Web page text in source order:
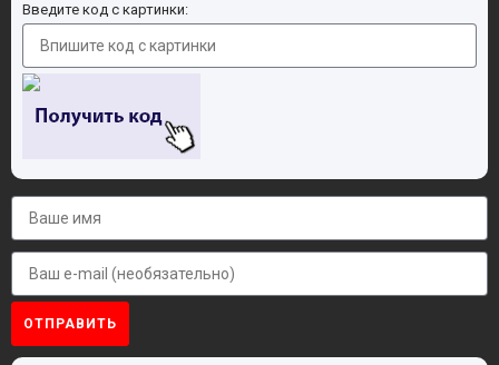
Введите код с картинки:
ОТПРАВИТЬ